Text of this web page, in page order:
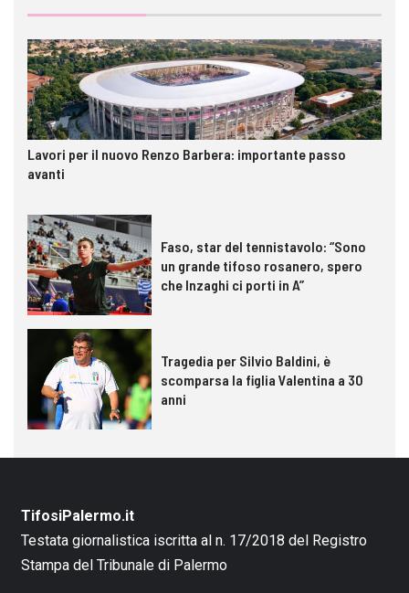
Lavori per il nuovo Renzo Barbera: importante passo
avanti
Faso, star del tennistavolo: “Sono
un grande tifoso rosanero, spero
che Inzaghi ci porti in A”
Tragedia per Silvio Baldini, è
scomparsa la figlia Valentina a 30
anni
TifosiPalermo.it
Testata giornalistica iscritta al n. 17/2018 del Registro
Stampa del Tribunale di Palermo